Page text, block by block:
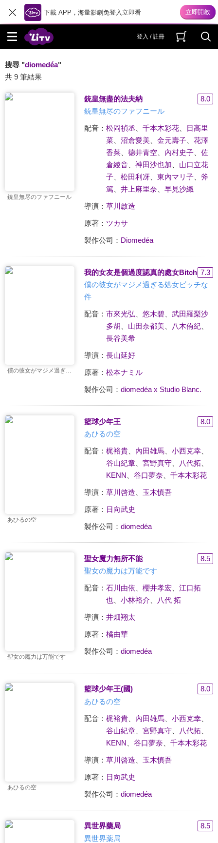
下載 APP，海量影劇免登入立即看
登入 / 註冊
搜尋 "diomedéa"
共 9 筆結果
銃皇無尽のファフニール
銃皇無盡的法夫納
8.0
銃皇無尽のファフニール
配音： 松岡禎丞 千本木彩花、
日高里
菜、 沼倉愛美、 金元壽子、 花澤
香菜、 德井青空、 內村史子、 佐
倉綾音、 神田沙也加
山口立花
子、 松田利冴、 東內マリ子、 斧
篤
井上麻里奈 早見沙織
導演： 草川啟造
原著： ツカサ
製作公司： Diomedéa
僕の彼女がマジメ過ぎる処女ビッチな件
我的女友是個過度認真的處女Bitch 7.3
僕の彼女がマジメ過ぎる処女ビッチな
件
配音： 市來光弘 悠木碧、 武田羅梨沙
多胡
山田奈都美、 八木侑紀、
長谷美希
導演： 長山延好
原著： 松本ナミル
製作公司： diomedéa x Studio Blanc.
あひるの空
籃球少年王
8.0
あひるの空
配音： 梶裕貴、 內田雄馬、 小西克幸、
谷山紀章、 宮野真守 八代拓
KENN
谷口夢奈 千本木彩花
導演： 草川啓造 玉木慎吾
原著： 日向武史
製作公司： diomedéa
聖女の魔力は万能です
聖女魔力無所不能
8.5
聖女の魔力は万能です
配音： 石川由依 櫻井孝宏
江口拓
也、 小林裕介 八代 拓
導演： 井畑翔太
原著： 橘由華
製作公司： diomedéa
あひるの空
籃球少年王(國)
8.0
あひるの空
配音： 梶裕貴、 內田雄馬、 小西克幸、
谷山紀章、 宮野真守 八代拓
KENN
谷口夢奈 千本木彩花
導演： 草川啓造 玉木慎吾
原著： 日向武史
製作公司： diomedéa
異世界藥局
8.5
異世界薬局